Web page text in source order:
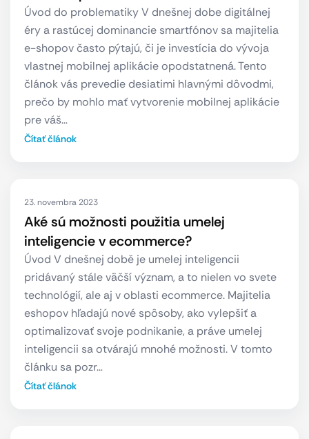
Úvod do problematiky V dnešnej dobe digitálnej
éry a rastúcej dominancie smartfónov sa majitelia
e-shopov často pýtajú, či je investícia do vývoja
vlastnej mobilnej aplikácie opodstatnená. Tento
článok vás prevedie desiatimi hlavnými dôvodmi,
prečo by mohlo mať vytvorenie mobilnej aplikácie
pre váš…
Čítať článok
23. novembra 2023
Aké sú možnosti použitia umelej
inteligencie v ecommerce?
Úvod V dnešnej době je umelej inteligencii
pridávaný stále väčší význam, a to nielen vo svete
technológií, ale aj v oblasti ecommerce. Majitelia
eshopov hľadajú nové spôsoby, ako vylepšiť a
optimalizovať svoje podnikanie, a práve umelej
inteligencii sa otvárajú mnohé možnosti. V tomto
článku sa pozr…
Čítať článok